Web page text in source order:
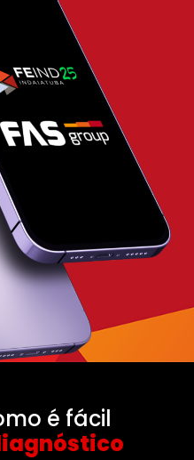
é fácil